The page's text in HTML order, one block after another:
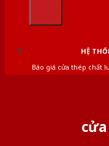
HỆ
Báo giá cửa thép chất